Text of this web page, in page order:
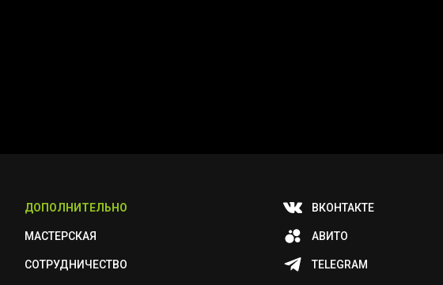
ДОПОЛНИТЕЛЬНО
МАСТЕРСКАЯ
СОТРУДНИЧЕСТВО
ВКОНТАКТЕ
АВИТО
TELEGRAM